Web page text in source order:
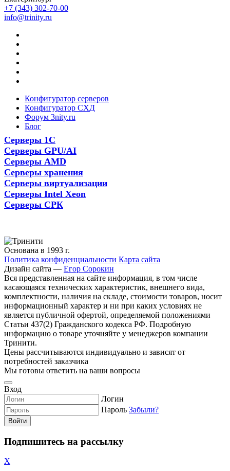
+7 (343) 302-70-00
info@trinity.ru
Конфигуратор серверов
Конфигуратор СХД
Форум 3nity.ru
Блог
Серверы 1С
Серверы GPU/AI
Серверы AMD
Серверы хранения
Серверы виртуализации
Серверы Intel Xeon
Серверы СРК
Основана в 1993 г.
Политика конфиденциальности Карта сайта
Дизайн сайта — Егор Сорокин
Вся представленная на сайте информация, в том числе
касающаяся технических характеристик, внешнего вида,
комплектности, наличия на складе, стоимости товаров, носит
информационный характер и ни при каких условиях не
является публичной офертой, определяемой положениями
Статьи 437(2) Гражданского кодекса РФ. Подробную
информацию о товаре уточняйте у менеджеров компании
Тринити.
Цены рассчитываются индивидуально и зависят от
потребностей заказчика
Мы готовы ответить на ваши вопросы
Вход
Логин
Пароль Забыли?
Войти
Подпишитесь на рассылку
X